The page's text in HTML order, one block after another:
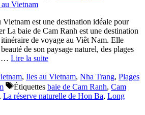
est une destination idéale pour
La baie de Cam Ranh est une destination
de voyage au Viêt Nam. Elle
de son paysage naturel, des plages
… Lire la suite
, Iles au Vietnam, Nha Trang, Plages
Étiquettes baie de Cam Ranh, Cam
, La réserve naturelle de Hon Ba, Long